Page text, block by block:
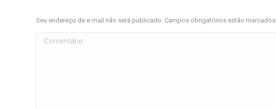
Seu endereço de e-mail não será publicado. Campos obrigatórios estão marcados
Comentário